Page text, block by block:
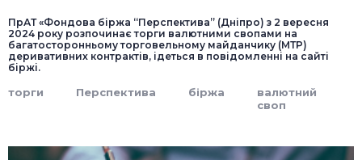
ПрАТ «Фондова біржа “Перспектива” (Дніпро) з 2 вересня
2024 року розпочинає торги валютними свопами на
багатосторонньому торговельному майданчику (МТР)
деривативних контрактів, ідеться в повідомленні на сайті
біржі.
торги Перспектива біржа
валютний
своп